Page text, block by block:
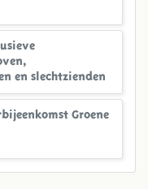
en slechtzienden
Groene